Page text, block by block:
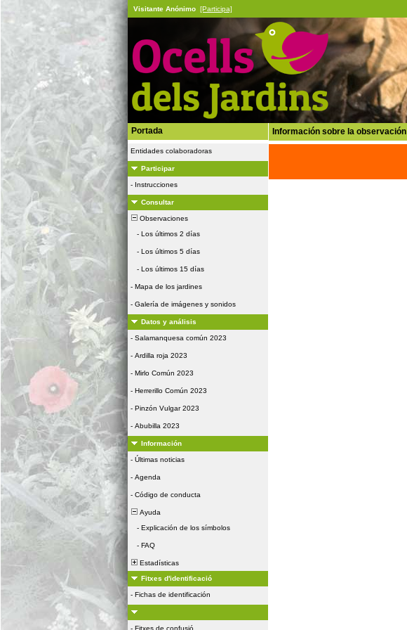
Visitante Anónimo [Participa]
Portada
Entidades colaboradoras
Participar
- Instrucciones
Consultar
Observaciones
- Los últimos 2 días
- Los últimos 5 días
- Los últimos 15 días
- Mapa de los jardines
- Galería de imágenes y sonidos
Datos y análisis
- Salamanquesa común 2023
- Ardilla roja 2023
- Mirlo Común 2023
- Herrerillo Común 2023
- Pinzón Vulgar 2023
- Abubilla 2023
Información
- Últimas noticias
- Agenda
- Código de conducta
Ayuda
- Explicación de los símbolos
- FAQ
Estadísticas
Fitxes d'identificació
- Fichas de identificación
- Fitxes de confusió
Información sobre la observación